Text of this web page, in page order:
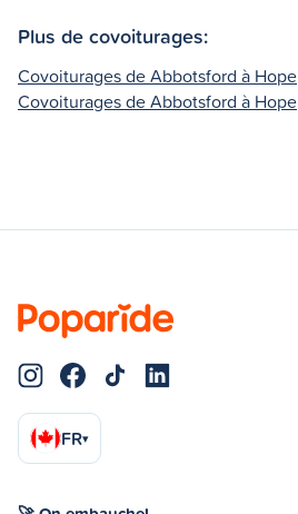
Plus de covoiturages:
Covoiturages de Abbotsford à Hope
Covoiturages de Abbotsford à Hope
FR▾